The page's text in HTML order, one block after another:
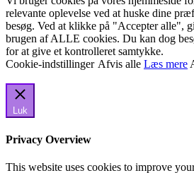
relevante oplevelse ved at huske dine
besøg. Ved at klikke på "Accepter alle",
brugen af ALLE cookies. Du kan dog
for at give et kontrolleret samtykke.
Cookie-indstillinger Afvis alle Læs mere
Luk
Privacy Overview
This website uses cookies to improve